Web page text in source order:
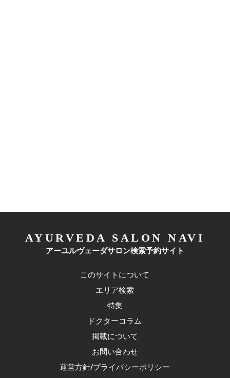
AYURVEDA SALON NAVI
アーユルヴェーダサロン検索予約サイト
このサイトについて
エリア検索
特集
ドクターコラム
掲載について
お問い合わせ
運営方針/プライバシーポリシー